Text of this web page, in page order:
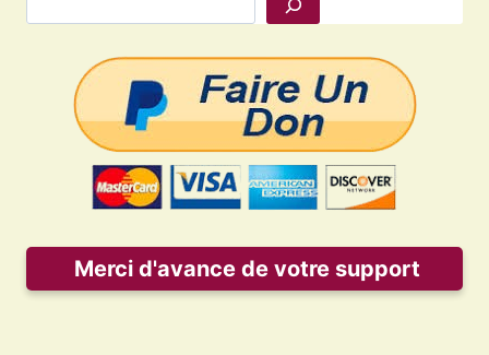
Merci d'avance de votre support